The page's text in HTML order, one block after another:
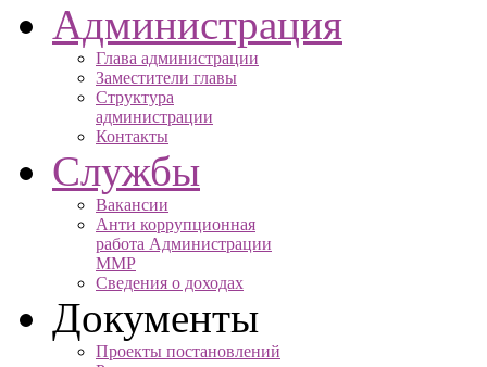
Администрация
Глава администрации
Заместители главы
Структура
администрации
Контакты
Службы
Вакансии
Анти коррупционная
работа Администрации
ММР
Сведения о доходах
Документы
Проекты постановлений